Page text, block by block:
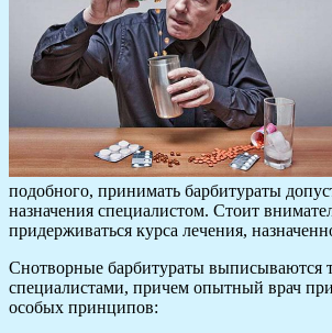
подобного, принимать барбитураты
назначения специалистом. Стоит
придерживаться курса лечения,
Снотворные барбитураты выписываются
специалистами, причем опытный врач
особых принципов: